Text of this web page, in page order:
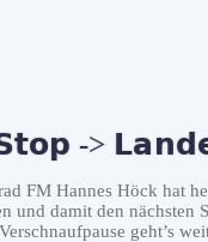
->
FM Hannes Höck hat
und damit den nächsten
geht’s